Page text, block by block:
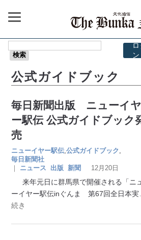
ン
公式ガイドブック
毎日新聞出版 ニューイヤ
ー駅伝 公式ガイドブック
売
ニューイヤー駅伝 ,公式ガイドブック
毎日新聞社
｜
ニュース 出版 新聞 12月20日
来年元日に群馬県で開催される「ニュ
ーイヤー駅伝inぐんま 第67回全日本実
続き